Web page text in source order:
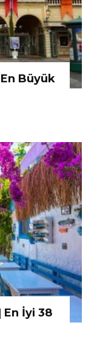
Büyük
En İyi 38